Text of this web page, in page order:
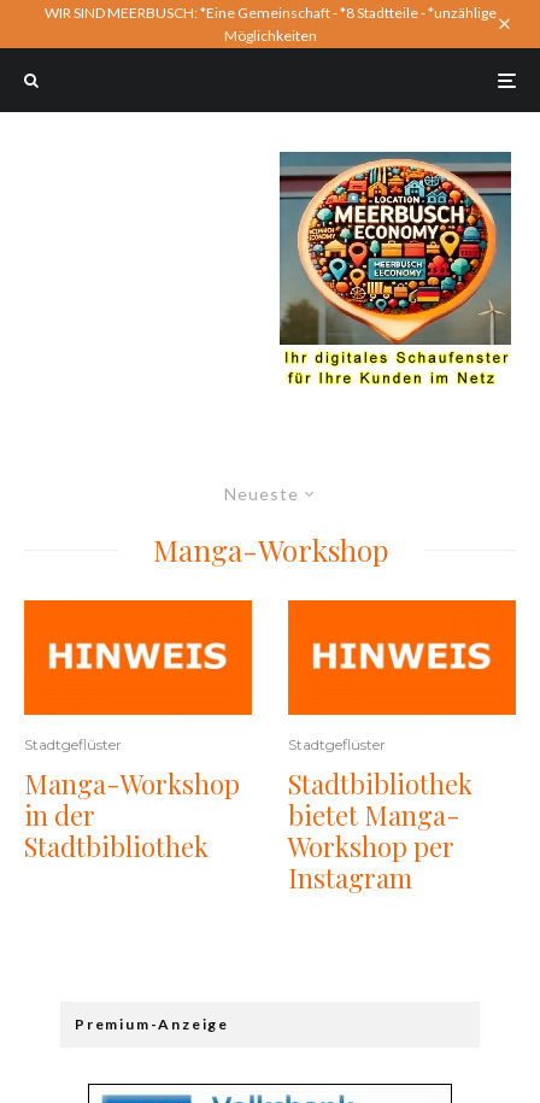
WIR SIND MEERBUSCH: *Eine Gemeinschaft - *8 Stadtteile - *unzählige
Möglichkeiten
Neueste
Manga-Workshop
Stadtgeflüster
Manga-Workshop
in der
Stadtbibliothek
Stadtgeflüster
Stadtbibliothek
bietet Manga-
Workshop per
Instagram
Premium-Anzeige